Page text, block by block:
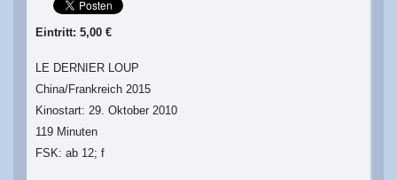
Eintritt: 5,00 €
LE DERNIER LOUP
China/Frankreich 2015
Kinostart: 29. Oktober 2010
119 Minuten
FSK: ab 12; f